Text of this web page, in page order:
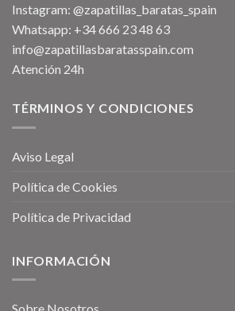
Instagram: @zapatillas_baratas_spain
Whatsapp: +34 666 23 48 63
info@zapatillasbaratasspain.com
Atención 24h
TÉRMINOS Y CONDICIONES
Aviso Legal
Política de Cookies
Política de Privacidad
INFORMACIÓN